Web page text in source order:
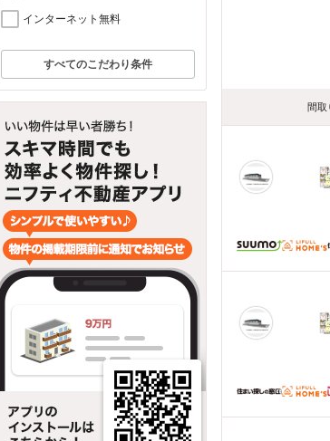
インターネット無料
すべてのこだわり条件
間取